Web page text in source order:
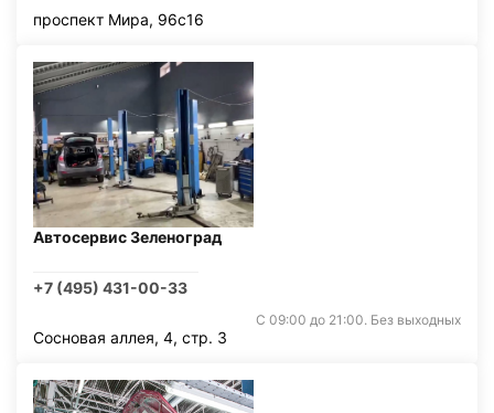
проспект Мира, 96с16
Автосервис Зеленоград
+7 (495) 431-00-33
С 09:00 до 21:00. Без выходных
Сосновая аллея, 4, стр. 3